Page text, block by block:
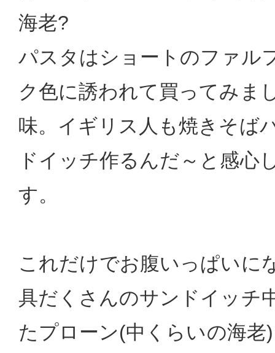
海老?
パスタはショートのファル
ク色に誘われて買ってみま
味。イギリス人も焼きそば
ドイッチ作るんだ～と感心
す。
これだけでお腹いっぱいに
具だくさんのサンドイッチ
たプローン(中くらいの海